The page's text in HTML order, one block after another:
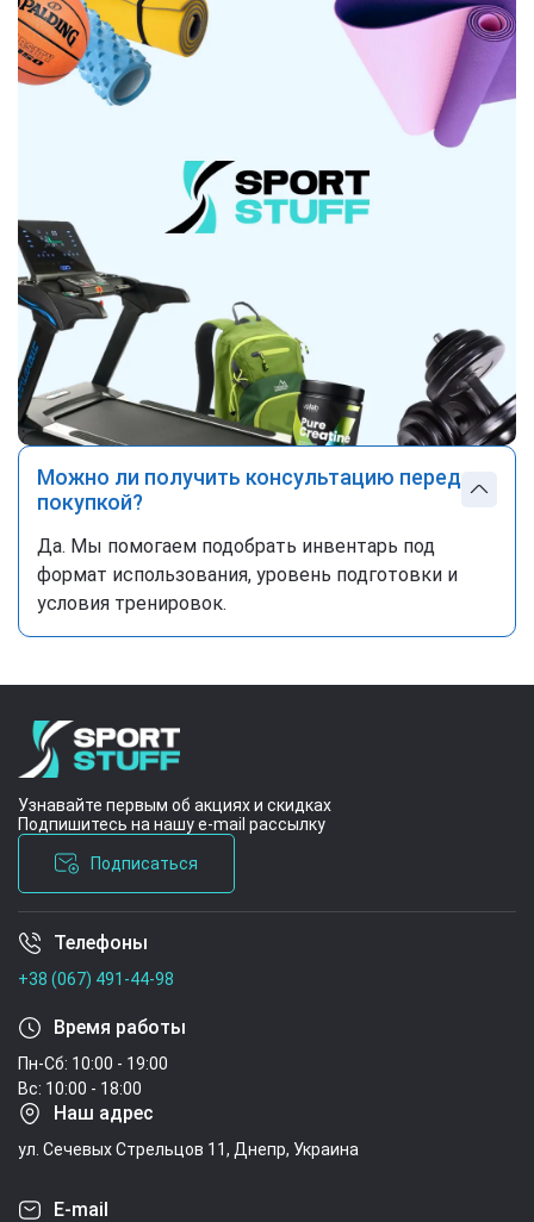
Можно ли получить консультацию перед
покупкой?
Да. Мы помогаем подобрать инвентарь под
формат использования, уровень подготовки и
условия тренировок.
Узнавайте первым об акциях и скидках
Подпишитесь на нашу e-mail рассылку
Подписаться
Условия соглашения
Телефоны
+38 (067) 491-44-98
Время работы
Пн-Сб: 10:00 - 19:00
Вс: 10:00 - 18:00
Наш адрес
ул. Сечевых Стрельцов 11, Днепр, Украина
E-mail